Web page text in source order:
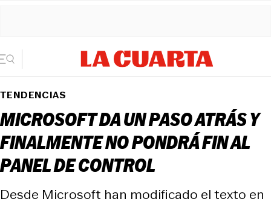
TENDENCIAS
MICROSOFT DA UN PASO ATRÁS Y
FINALMENTE NO PONDRÁ FIN AL
PANEL DE CONTROL
Desde Microsoft han modificado el texto en